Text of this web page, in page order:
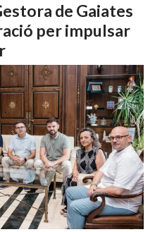
de Gaiates
per impulsar